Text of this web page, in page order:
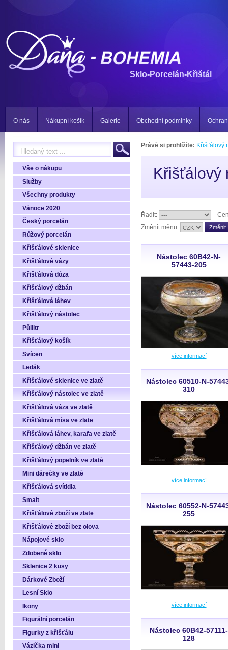
Sklo-Porcelán-Křištál
O nás Nákupní košík Galerie Obchodní podminky
Vše o nákupu
Služby
Všechny produkty
Vánoce 2020
Český porcelán
Růžový porcelán
Křišťálové sklenice
Křišťálové vázy
Křišťálová dóza
Křišťálový džbán
Křišťálová láhev
Křišťálový nástolec
Půllitr
Křišťálový košík
Svícen
Ledák
Křišťálové sklenice ve zlatě
Křišťálový nástolec ve zlatě
Křišťálová váza ve zlatě
Křišťálová mísa ve zlate
Křišťálová láhev, karafa ve zlatě
Křišťálový džbán ve zlatě
Křišťálový popelník ve zlatě
Mini dárečky ve zlatě
Křišťálová svítidla
Smalt
Křišťálové zboží ve zlate
Křišťálové zboží bez olova
Nápojové sklo
Zdobené sklo
Sklenice 2 kusy
Dárkové Zboží
Lesní Sklo
Ikony
Figurální porcelán
Figurky z křišťálu
Vázička mini
Právě si prohlížíte: Křišťálový
Křišťálový
Řadit:
Změnit měnu:
Nástolec 60B42-N-
57443-205
více informací
Nástolec 60510-N-
310
více informací
Nástolec 60552-N-
255
více informací
Nástolec 60B42-57111-
128